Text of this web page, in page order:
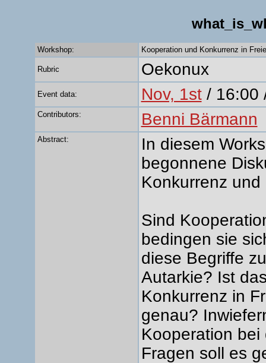
Workshop: Kooperation und Konkurrenz in
Rubric Oekonux
Event data: Nov, 1st/ 16:00
Contributors: Benni Bärmann
Abstract:
In diesem
begonnene
Konkurrenz
Sind
bedingen sie
diese Begriffe
Autarkie? Ist
Konkurrenz in
genau?
Kooperation
Fragen soll es